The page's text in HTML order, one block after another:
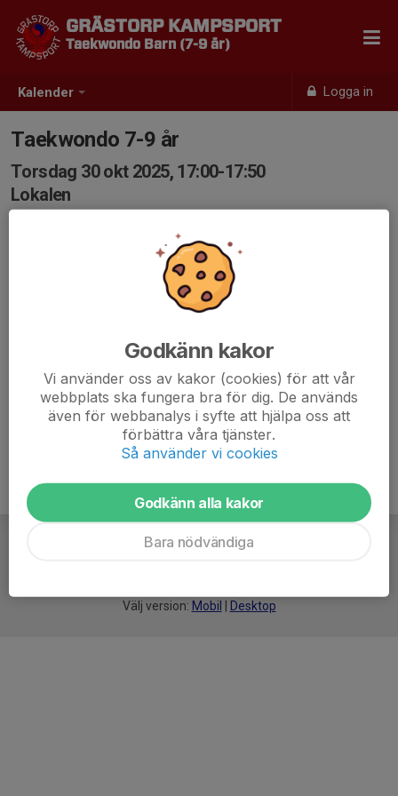
Kalender Logga in
GRÄSTORP KAMPSPORT
Taekwondo Barn (7-9 år)
Taekwondo 7-9 år
Torsdag 30 okt 2025, 17:00-17:50
Lokalen
Välj version: Mobil Desktop
Godkänn kakor
Vi använder oss av kakor (cookies) för att vår
webbplats ska fungera bra för dig. De används
även för webbanalys i syfte att hjälpa oss att
förbättra våra tjänster.
Så använder vi cookies
Godkänn alla kakor
Bara nödvändiga